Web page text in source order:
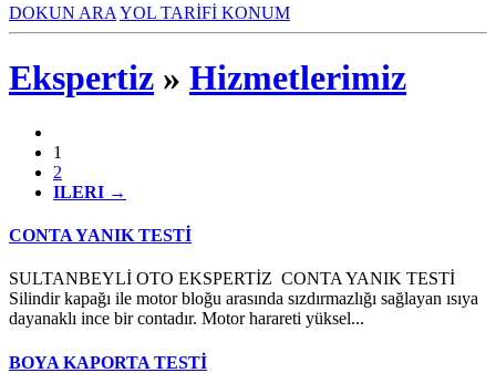
DOKUN ARA YOL TARİFİ KONUM
Ekspertiz » Hizmetlerimiz
1
2
ILERI →
CONTA YANIK TESTİ
SULTANBEYLİ OTO EKSPERTİZ CONTA YANIK TESTİ
Silindir kapağı ile motor bloğu arasında sızdırmazlığı sağlayan ısıya
dayanaklı ince bir contadır. Motor harareti yüksel...
BOYA KAPORTA TESTİ